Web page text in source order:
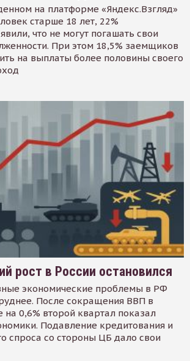
на платформе «Яндекс.Взгляд»
старше 18 лет, 22%
что не могут погашать свои
При этом 18,5% заемщиков
на выплаты более половины своего
рост в России остановился
экономические проблемы в РФ
После сокращения ВВП в
на 0,6% второй квартал показал
Подавление кредитования и
спроса со стороны ЦБ дало свои